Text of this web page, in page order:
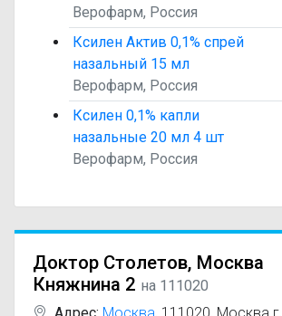
Верофарм, Россия
Ксилен Актив 0,1% спрей
назальный 15 мл
Верофарм, Россия
Ксилен 0,1% капли
назальные 20 мл 4 шт
Верофарм, Россия
Доктор Столетов, Москва
Княжнина 2 на 111020